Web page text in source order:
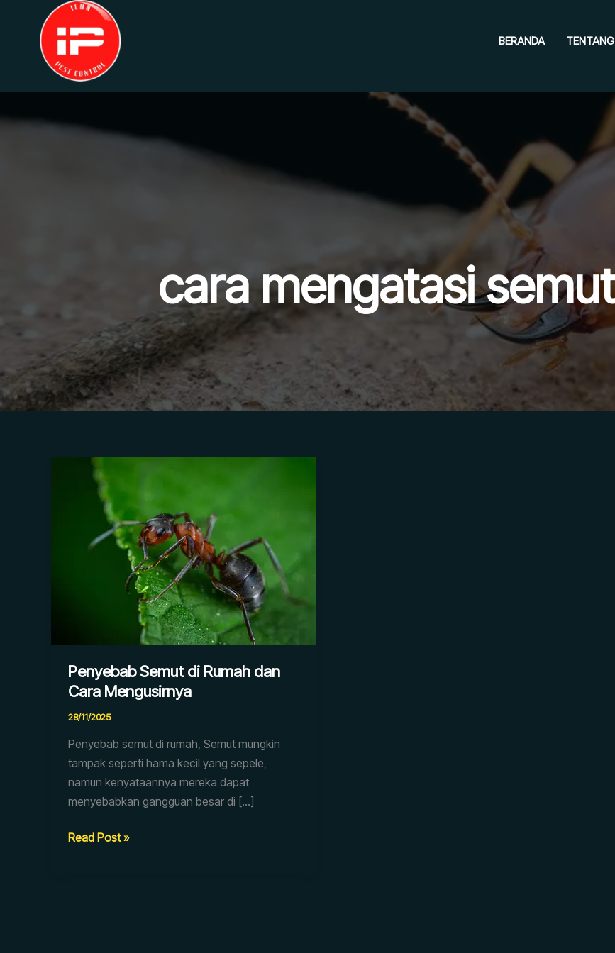
BERANDA TENTANG
cara mengatasi
Penyebab Semut di Rumah dan
Cara Mengusirnya
28/11/2025
Penyebab semut di rumah, Semut mungkin
tampak seperti hama kecil yang sepele,
namun kenyataannya mereka dapat
menyebabkan gangguan besar di […]
Penyebab
Semut
Mengusirnya
Read Post »